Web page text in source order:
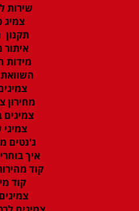
שירות
צמיג
איתור
מידות
צמיגים
מחירון
ג'נטים
איך
קוד
קוד
צמיגים